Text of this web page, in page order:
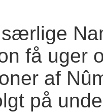
få uger
af
på